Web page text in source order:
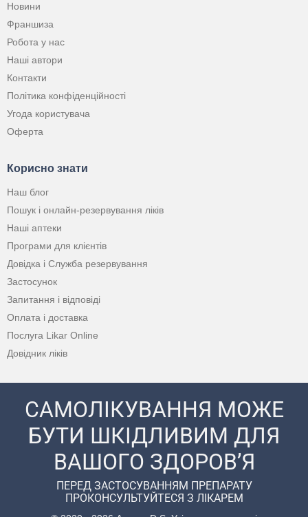
Новини
Франшиза
Робота у нас
Наші автори
Контакти
Політика конфіденційності
Угода користувача
Оферта
Корисно знати
Наш блог
Пошук і онлайн-резервування ліків
Наші аптеки
Програми для клієнтів
Довідка і Служба резервування
Застосунок
Запитання і відповіді
Оплата і доставка
Послуга Likar Online
Довідник ліків
САМОЛІКУВАННЯ МОЖЕ
БУТИ ШКІДЛИВИМ ДЛЯ
ВАШОГО ЗДОРОВ’Я
ПЕРЕД ЗАСТОСУВАННЯМ ПРЕПАРАТУ
ПРОКОНСУЛЬТУЙТЕСЯ З ЛІКАРЕМ